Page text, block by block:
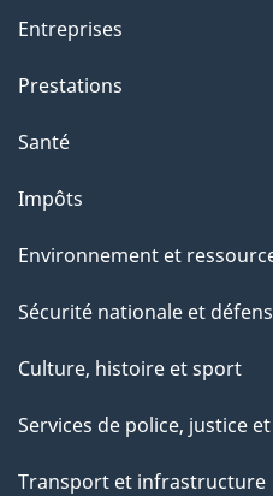
Entreprises
Prestations
Santé
Impôts
Environnement et
Sécurité nationale et
Culture, histoire et sport
Services de police, justice
Transport et infrastructure